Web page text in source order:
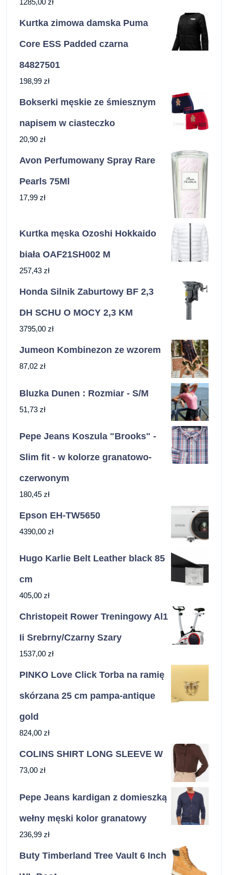
Kurtka zimowa damska Puma
Core ESS Padded czarna
84827501
198,99 zł
Bokserki męskie ze śmiesznym
napisem w ciasteczko
20,90 zł
Avon Perfumowany Spray Rare
Pearls 75Ml
17,99 zł
Kurtka męska Ozoshi Hokkaido
biała OAF21SH002 M
257,43 zł
Honda Silnik Zaburtowy BF 2,3
DH SCHU O MOCY 2,3 KM
3795,00 zł
Jumeon Kombinezon ze wzorem
87,02 zł
Bluzka Dunen : Rozmiar - S/M
51,73 zł
Pepe Jeans Koszula "Brooks" -
Slim fit - w kolorze granatowo-
czerwonym
180,45 zł
Epson EH-TW5650
4390,00 zł
Hugo Karlie Belt Leather black 85
cm
405,00 zł
Christopeit Rower Treningowy Al1
Ii Srebrny/Czarny Szary
1537,00 zł
PINKO Love Click Torba na ramię
skórzana 25 cm pampa-antique
gold
824,00 zł
COLINS SHIRT LONG SLEEVE W
73,00 zł
Pepe Jeans kardigan z domieszką
wełny męski kolor granatowy
236,99 zł
Buty Timberland Tree Vault 6 Inch